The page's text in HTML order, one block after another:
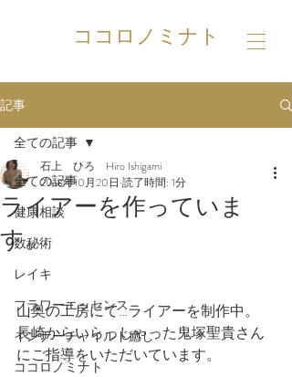
ココロノミナト
記事
全ての記事
健康相談
数秘術
レイキ
フラワーエッセンス
インナーチャイルド癒し
ココロノミナト
全ての記事
ライアーを作っていま
す。
石上 ひろ Hiro Ishigami
2018年10月20日 読了時間: 1分
山奥の工房にて…ライアーを制作中。
長崎からいらっしゃった鬼塚聖貴さん
にご指導をいただいています。